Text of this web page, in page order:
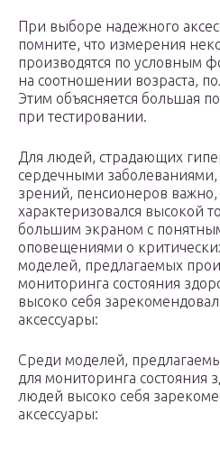
При выборе надежного
помните, что измерения
производятся по условным
на соотношении возраста,
Этим объясняется большая
при тестировании.
Для людей, страдающих
сердечными заболеваниями,
зрений, пенсионеров важно,
характеризовался высокой
большим экраном с
оповещениями о
моделей, предлагаемых
мониторинга состояния
высоко себя
аксессуары:
Среди моделей,
для мониторинга состояния
людей высоко себя
аксессуары: